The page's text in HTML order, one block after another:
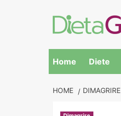
to
content
Home Diete
HOME DIMAGRIRE